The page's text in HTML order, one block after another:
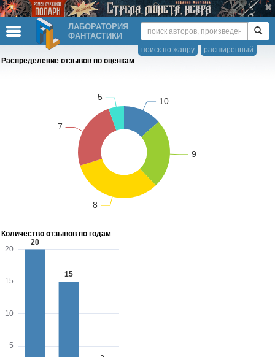
ЛАБОРАТОРИЯ
ФАНТАСТИКИ
расширенный
поиск по жанру
Распределение отзывов по оценкам
Количество отзывов по годам